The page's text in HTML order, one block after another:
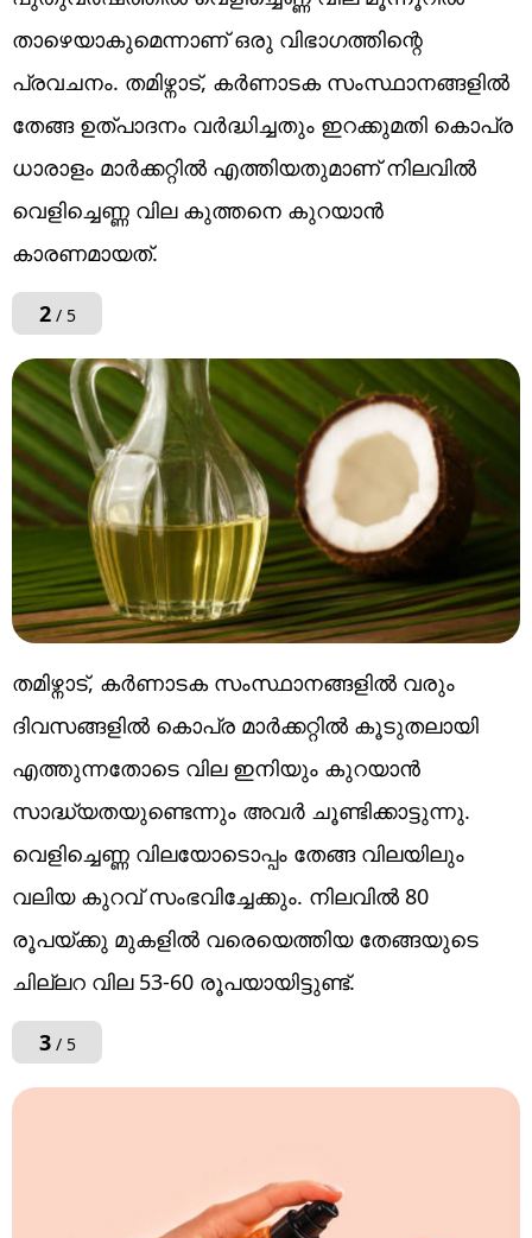
താഴെയാകുമെന്നാണ് ഒരു വിഭാ​ഗത്തിന്റെ
പ്രവചനം. തമിഴ്നാട്, കർണാടക സംസ്ഥാനങ്ങളിൽ
തേങ്ങ ഉത്പാദനം വർദ്ധിച്ചതും ഇറക്കുമതി കൊപ്ര
ധാരാളം മാർക്കറ്റിൽ എത്തിയതുമാണ് നിലവിൽ
വെളിച്ചെണ്ണ വില കുത്തനെ കുറയാൻ
കാരണമായത്.
2/ 5
തമിഴ്നാട്, കർണാടക സംസ്ഥാനങ്ങളിൽ വരും
ദിവസങ്ങളിൽ കൊപ്ര മാർക്കറ്റിൽ കൂടുതലായി
എത്തുന്നതോടെ വില ഇനിയും കുറയാൻ
സാദ്ധ്യതയുണ്ടെന്നും അവർ ചൂണ്ടിക്കാട്ടുന്നു.
വെളിച്ചെണ്ണ വിലയോടൊപ്പം തേങ്ങ വിലയിലും
വലിയ കുറവ് സംഭവിച്ചേക്കും. നിലവിൽ 80
രൂപയ്ക്കു മുകളിൽ വരെയെത്തിയ തേങ്ങയുടെ
ചില്ലറ വില 53-60 രൂപയായിട്ടുണ്ട്.
3/ 5